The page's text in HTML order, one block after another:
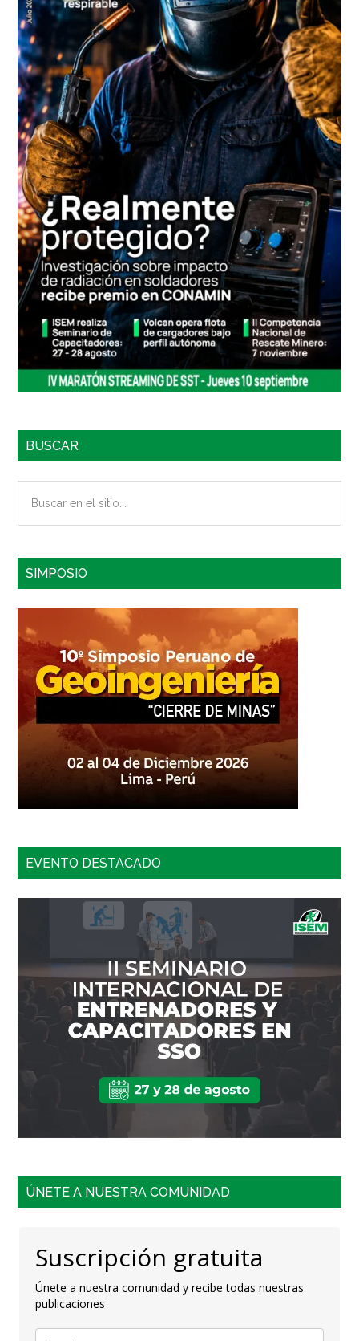
BUSCAR
SIMPOSIO
EVENTO DESTACADO
ÚNETE A NUESTRA COMUNIDAD
Suscripción gratuita
Únete a nuestra comunidad y recibe todas nuestras
publicaciones